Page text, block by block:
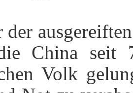
China seit
Volk